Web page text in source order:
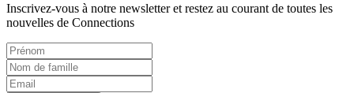
Inscrivez-vous à notre newsletter et restez au courant de toutes les
nouvelles de Connections